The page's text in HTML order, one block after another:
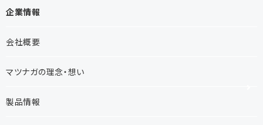
企業情報
会社概要
マツナガの理念・想い
製品情報